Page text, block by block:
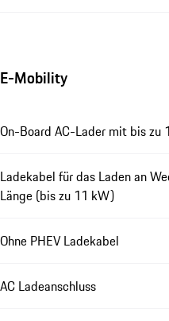
E-Mobility
On-Board AC-Lader mit bis zu
Ladekabel für das Laden an
Länge (bis zu 11 kW)
Ohne PHEV Ladekabel
AC Ladeanschluss